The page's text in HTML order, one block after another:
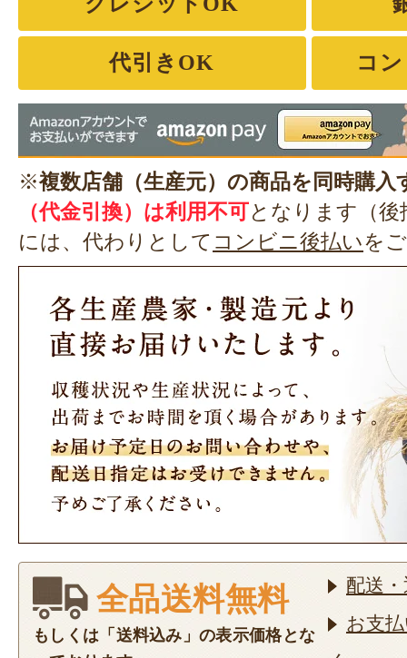
代引きOK コ
※複数店舗（生産元）の商品を同時購入
（代金引換）は利用不可となります（
には、代わりとして コンビニ後払いを
全品送料無料
もしくは「送料込み」の表示価格とな
配送
お支